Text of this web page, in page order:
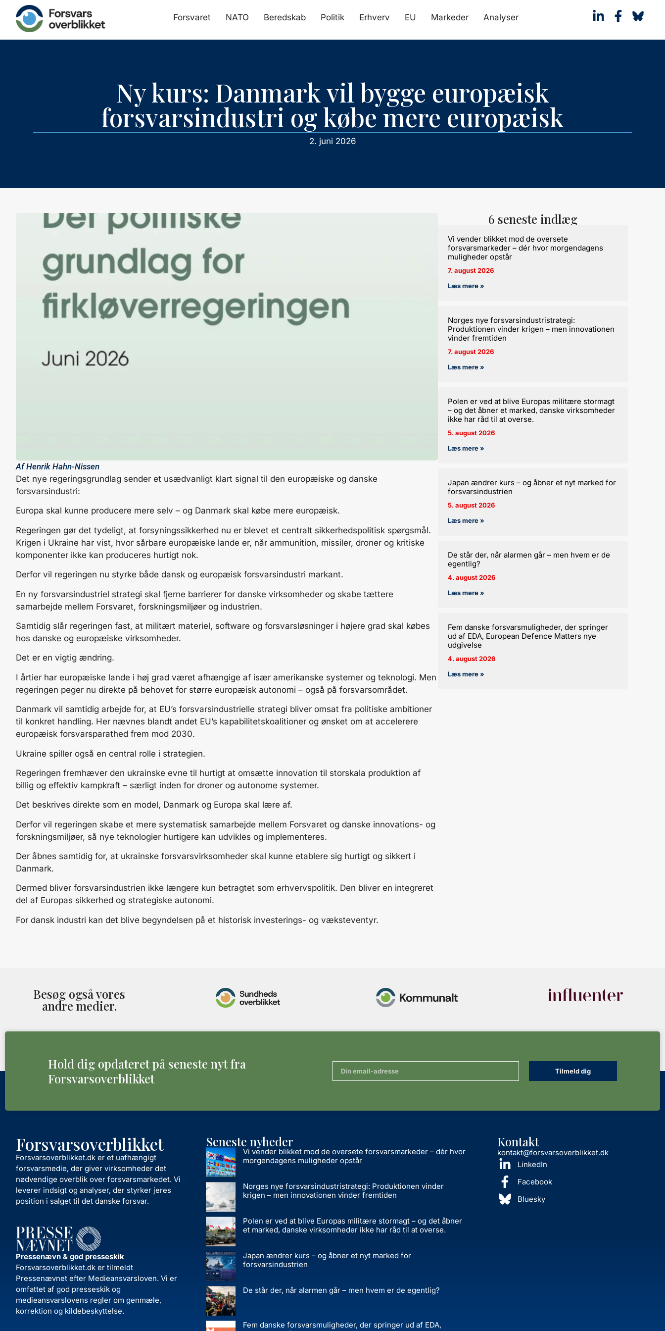
Forsvaret NATO Beredskab Politik Erhverv EU Markeder Analyser
Ny kurs: Danmark vil bygge europæisk
forsvarsindustri og købe mere europæisk
2. juni 2026
AfHenrik Hahn-Nissen
Det nye regeringsgrundlag sender et usædvanligt klart signal til den europæiske og danske
forsvarsindustri:
Europa skal kunne producere mere selv – og Danmark skal købe mere europæisk.
Regeringen gør det tydeligt, at forsyningssikkerhed nu er blevet et centralt sikkerhedspolitisk spørgsmål.
Krigen i Ukraine har vist, hvor sårbare europæiske lande er, når ammunition, missiler, droner og kritiske
komponenter ikke kan produceres hurtigt nok.
Derfor vil regeringen nu styrke både dansk og europæisk forsvarsindustri markant.
En ny forsvarsindustriel strategi skal fjerne barrierer for danske virksomheder og skabe tættere
samarbejde mellem Forsvaret, forskningsmiljøer og industrien.
Samtidig slår regeringen fast, at militært materiel, software og forsvarsløsninger i højere grad skal købes
hos danske og europæiske virksomheder.
Det er en vigtig ændring.
I årtier har europæiske lande i høj grad været afhængige af især amerikanske systemer og teknologi. Men
regeringen peger nu direkte på behovet for større europæisk autonomi – også på forsvarsområdet.
Danmark vil samtidig arbejde for, at EU’s forsvarsindustrielle strategi bliver omsat fra politiske ambitioner
til konkret handling. Her nævnes blandt andet EU’s kapabilitetskoalitioner og ønsket om at accelerere
europæisk forsvarsparathed frem mod 2030.
Ukraine spiller også en central rolle i strategien.
Regeringen fremhæver den ukrainske evne til hurtigt at omsætte innovation til storskala produktion af
billig og effektiv kampkraft – særligt inden for droner og autonome systemer.
Det beskrives direkte som en model, Danmark og Europa skal lære af.
Derfor vil regeringen skabe et mere systematisk samarbejde mellem Forsvaret og danske innovations- og
forskningsmiljøer, så nye teknologier hurtigere kan udvikles og implementeres.
Der åbnes samtidig for, at ukrainske forsvarsvirksomheder skal kunne etablere sig hurtigt og sikkert i
Danmark.
Dermed bliver forsvarsindustrien ikke længere kun betragtet som erhvervspolitik. Den bliver en integreret
del af Europas sikkerhed og strategiske autonomi.
For dansk industri kan det blive begyndelsen på et historisk investerings- og væksteventyr.
6 seneste indlæg
Vi vender blikket mod de oversete
forsvarsmarkeder – dér hvor morgendagens
muligheder opstår
7. august 2026
Læs mere »
Norges nye forsvarsindustristrategi:
Produktionen vinder krigen – men innovationen
vinder fremtiden
7. august 2026
Læs mere »
Polen er ved at blive Europas militære stormagt
– og det åbner et marked, danske virksomheder
ikke har råd til at overse.
5. august 2026
Læs mere »
Japan ændrer kurs – og åbner et nyt marked for
forsvarsindustrien
5. august 2026
Læs mere »
De står der, når alarmen går – men hvem er de
egentlig?
4. august 2026
Læs mere »
Fem danske forsvarsmuligheder, der springer
ud af EDA, European Defence Matters nye
udgivelse
4. august 2026
Læs mere »
Besøg også vores
andre medier.
Hold dig opdateret på seneste nyt fra
Forsvarsoverblikket
Tilmeld dig
Forsvarsoverblikket
Forsvarsoverblikket.dk er et uafhængigt
forsvarsmedie, der giver virksomheder det
nødvendige overblik over forsvarsmarkedet. Vi
leverer indsigt og analyser, der styrker jeres
position i salget til det danske forsvar.
Pressenævn & god presseskik
Forsvarsoverblikket.dk er tilmeldt
Pressenævnet efter Medieansvarsloven. Vi er
omfattet af god presseskik og
medieansvarslovens regler om genmæle,
korrektion og kildebeskyttelse.
Seneste nyheder
Vi vender blikket mod de oversete forsvarsmarkeder – dér hvor
morgendagens muligheder opstår
Norges nye forsvarsindustristrategi: Produktionen vinder
krigen – men innovationen vinder fremtiden
Polen er ved at blive Europas militære stormagt – og det åbner
et marked, danske virksomheder ikke har råd til at overse.
Japan ændrer kurs – og åbner et nyt marked for
forsvarsindustrien
De står der, når alarmen går – men hvem er de egentlig?
Fem danske forsvarsmuligheder, der springer ud af EDA,
Kontakt
kontakt@forsvarsoverblikket.dk
LinkedIn
Facebook
Bluesky